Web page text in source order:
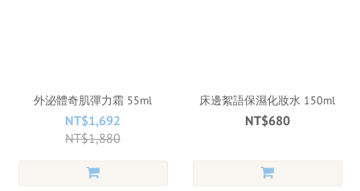
外泌體奇肌彈力霜 55ml
NT$1,692
NT$1,880
床邊絮語保濕化妝水 150ml
NT$680